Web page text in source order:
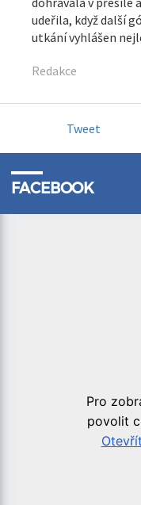
udeřila, když další
utkání vyhlášen
Redakce
Tweet
FACEBOOK